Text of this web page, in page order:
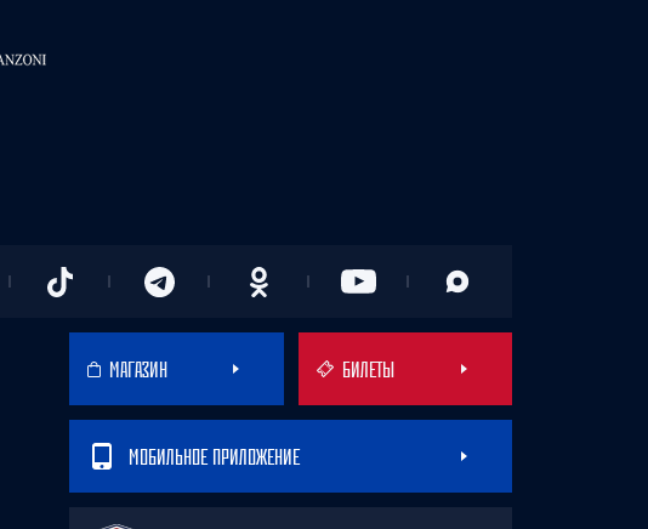
МАГАЗИН БИЛЕТЫ
МОБИЛЬНОЕ ПРИЛОЖЕНИЕ